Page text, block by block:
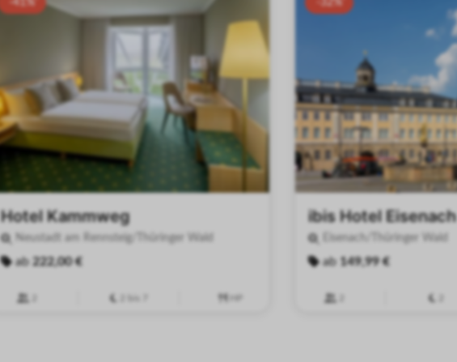
-41%
Hotel Kammweg
Neustadt am Rennsteig/Thüringer Wald
ab 222,00 €
-32%
ibis Hotel Eisenach
Eisenach/Thüringer Wald
ab 149,99 €